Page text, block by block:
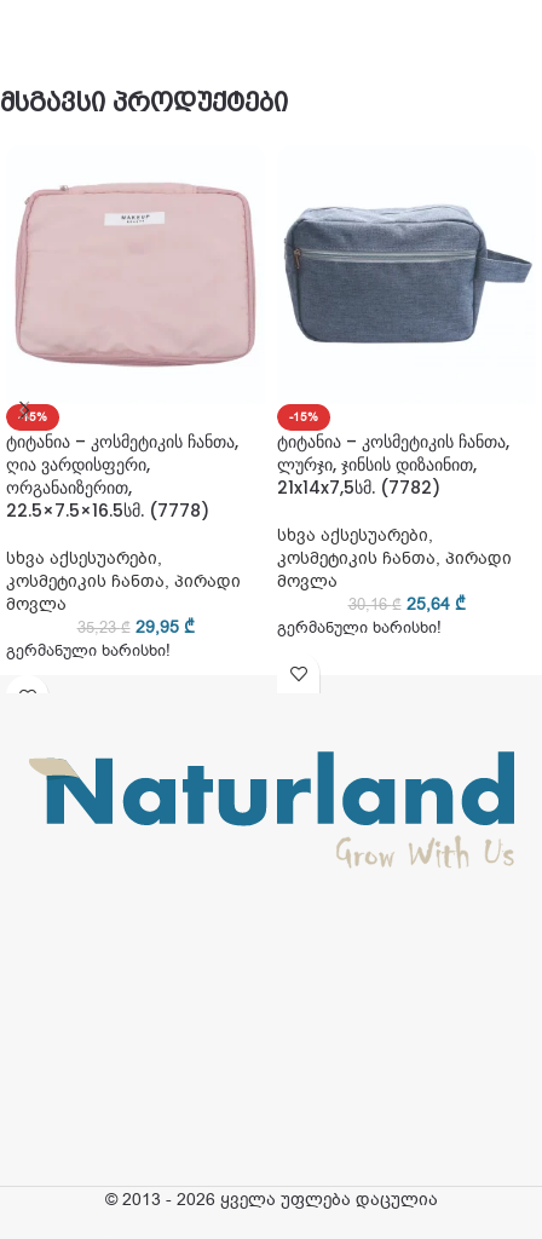
მსგავსი პროდუქტები
-15%
ტიტანია – კოსმეტიკის ჩანთა,
ღია ვარდისფერი,
ორგანაიზერით,
22.5×7.5×16.5სმ. (7778)
სხვა აქსესუარები,
კოსმეტიკის ჩანთა, პირადი
მოვლა
35,23₾ 29,95 ₾
გერმანული ხარისხი!
-15%
ტიტანია – კოსმეტიკის ჩანთა,
ლურჯი, ჯინსის დიზაინით,
21x14x7,5სმ. (7782)
სხვა აქსესუარები,
კოსმეტიკის ჩანთა, პირადი
მოვლა
30,16₾ 25,64 ₾
გერმანული ხარისხი!
© 2013 - 2026 ყველა უფლება დაცულია